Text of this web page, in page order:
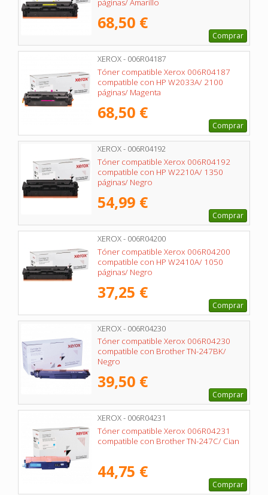
páginas/ Amarillo
68,50 €
Comprar
XEROX - 006R04187
Tóner compatible Xerox 006R04187
compatible con HP W2033A/ 2100
páginas/ Magenta
68,50 €
Comprar
XEROX - 006R04192
Tóner compatible Xerox 006R04192
compatible con HP W2210A/ 1350
páginas/ Negro
54,99 €
Comprar
XEROX - 006R04200
Tóner compatible Xerox 006R04200
compatible con HP W2410A/ 1050
páginas/ Negro
37,25 €
Comprar
XEROX - 006R04230
Tóner compatible Xerox 006R04230
compatible con Brother TN-247BK/
Negro
39,50 €
Comprar
XEROX - 006R04231
Tóner compatible Xerox 006R04231
compatible con Brother TN-247C/ Cian
44,75 €
Comprar